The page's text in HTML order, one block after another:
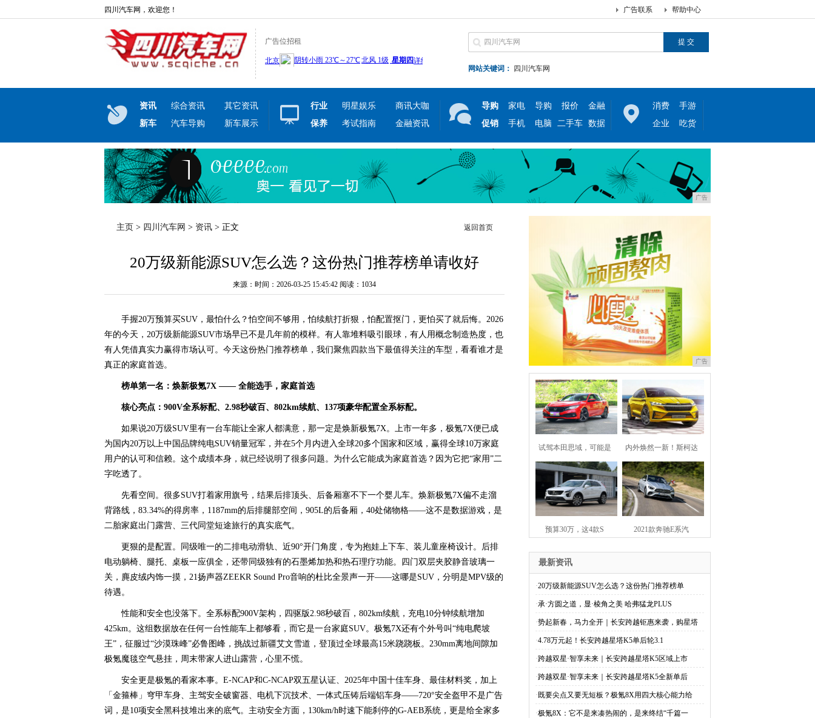
四川汽车网，欢迎您！ 帮助中心
广告联系
广告位招租
网站关键词： 四川汽车网
资讯 综合资讯
其它资讯
新车
汽车导购 新车展示
行业 明星娱乐
商讯大咖
保养
考试指南 金融资讯
导购 家电 导购 报价
金融
促销
手机 电脑 二手车 数据
消费
手游
企业
吃货
广告
主页 > 四川汽车网 > 资讯 > 正文 返回首页
20万级新能源SUV怎么选？这份热门推荐榜单请收好
来源：时间：2026-03-25 15:45:42 阅读：1034
手握20万预算买SUV，最怕什么？怕空间不够用，怕续航打折狠，怕配置抠门，更怕买了就后悔。2026
年的今天，20万级新能源SUV市场早已不是几年前的模样。有人靠堆料吸引眼球，有人用概念制造热度，也
有人凭借真实力赢得市场认可。今天这份热门推荐榜单，我们聚焦四款当下最值得关注的车型，看看谁才是
真正的家庭首选。
榜单第一名：焕新极氪7X —— 全能选手，家庭首选
核心亮点：900V全系标配、2.98秒破百、802km续航、137项豪华配置全系标配。
如果说20万级SUV里有一台车能让全家人都满意，那一定是焕新极氪7X。上市一年多，极氪7X便已成
为国内20万以上中国品牌纯电SUV销量冠军，并在5个月内进入全球20多个国家和区域，赢得全球10万家庭
用户的认可和信赖。这个成绩本身，就已经说明了很多问题。为什么它能成为家庭首选？因为它把“家用”二
字吃透了。
先看空间。很多SUV打着家用旗号，结果后排顶头、后备厢塞不下一个婴儿车。焕新极氪7X偏不走溜
背路线，83.34%的得房率，1187mm的后排腿部空间，905L的后备厢，40处储物格——这不是数据游戏，是
二胎家庭出门露营、三代同堂短途旅行的真实底气。
更狠的是配置。同级唯一的二排电动滑轨、近90°开门角度，专为抱娃上下车、装儿童座椅设计。后排
电动躺椅、腿托、桌板一应俱全，还带同级独有的石墨烯加热和热石理疗功能。四门双层夹胶静音玻璃一
关，麂皮绒内饰一摸，21扬声器ZEEKR Sound Pro音响的杜比全景声一开——这哪是SUV，分明是MPV级的
待遇。
性能和安全也没落下。全系标配900V架构，四驱版2.98秒破百，802km续航，充电10分钟续航增加
425km。这组数据放在任何一台性能车上都够看，而它是一台家庭SUV。极氪7X还有个外号叫“纯电爬坡
王”，征服过“沙漠珠峰”必鲁图峰，挑战过新疆艾文雪道，登顶过全球最高15米跷跷板。230mm离地间隙加
极氪魔毯空气悬挂，周末带家人进山露营，心里不慌。
安全更是极氪的看家本事。E-NCAP和C-NCAP双五星认证、2025年中国十佳车身、最佳材料奖，加上
「金箍棒」穹甲车身、主驾安全破窗器、电机下沉技术、一体式压铸后端铝车身——720°安全盔甲不是广告
词，是10项安全黑科技堆出来的底气。主动安全方面，130km/h时速下能刹停的G-AEB系统，更是给全家多
广告
试驾本田思域，可能是 内外焕然一新！斯柯达
预算30万，这4款S 2021款奔驰E系汽
最新资讯
·20万级新能源SUV怎么选？这份热门推荐榜单
·承·方圆之道，显·棱角之美 哈弗猛龙PLUS
·势起新春，马力全开｜长安跨越钜惠来袭，购星塔
·4.78万元起！长安跨越星塔K5单后轮3.1
·跨越双星·智享未来｜长安跨越星塔K5区域上市
·跨越双星·智享未来｜长安跨越星塔K5全新单后
·既要尖点又要无短板？极氪8X用四大核心能力给
·极氪8X：它不是来凑热闹的，是来终结“千篇一